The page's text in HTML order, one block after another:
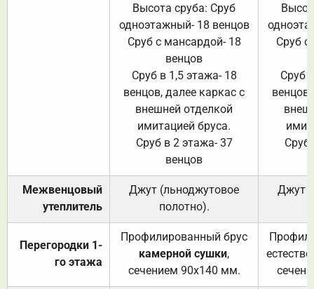
Высота сруба: Сруб
одноэтажный- 18 венцов
Сруб с мансардой- 18
венцов
Сруб в 1,5 этажа- 18
венцов, далее каркас с
внешней отделкой
имитацией бруса.
Сруб в 2 этажа- 37
венцов
Сруб с
Сруб
Сруб
Межвенцовый
утеплитель
Джут (льноджутовое
полотно).
Джут
Перегородки 1-
го этажа
Профилированный брус
камерной сушки,
сечением 90х140 мм.